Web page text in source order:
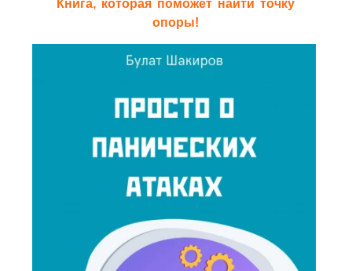
Книга, которая поможет найти точку
опоры!